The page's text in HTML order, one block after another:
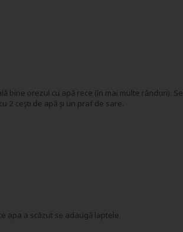
bine orezul cu apă rece (în mai multe rânduri). Se
2 ceşti de apă şi un praf de sare.
apa a scăzut se adaugă laptele.